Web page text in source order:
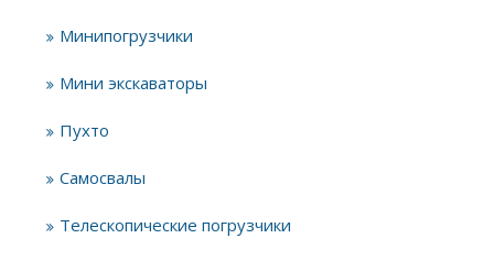
Минипогрузчики
Мини экскаваторы
Пухто
Самосвалы
Телескопические погрузчики